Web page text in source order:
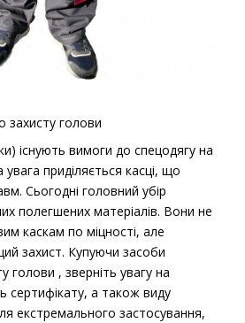
захисту голови
існують вимоги до спецодягу на
приділяється касці, що
Сьогодні головний убір
полегшених матеріалів. Вони не
каскам по міцності, але
захист. Купуючи засоби
голови , зверніть увагу на
сертифікату, а також виду
екстремального застосування,